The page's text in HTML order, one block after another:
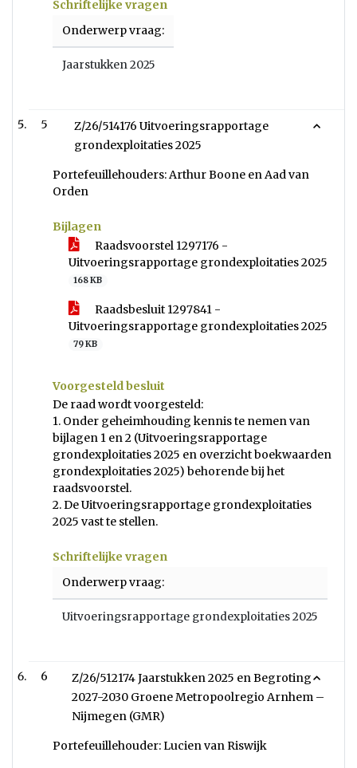
Schriftelijke vragen
Onderwerp vraag:
Jaarstukken 2025
5
Z/26/514176 Uitvoeringsrapportage
grondexploitaties 2025
Portefeuillehouders: Arthur Boone en Aad van
Orden
Bijlagen
Raadsvoorstel 1297176 -
Uitvoeringsrapportage grondexploitaties 2025
168 KB
Raadsbesluit 1297841 -
Uitvoeringsrapportage grondexploitaties 2025
79 KB
Voorgesteld besluit
De raad wordt voorgesteld:
1. Onder geheimhouding kennis te nemen van
bijlagen 1 en 2 (Uitvoeringsrapportage
grondexploitaties 2025 en overzicht boekwaarden
grondexploitaties 2025) behorende bij het
raadsvoorstel.
2. De Uitvoeringsrapportage grondexploitaties
2025 vast te stellen.
Schriftelijke vragen
Onderwerp vraag:
Uitvoeringsrapportage grondexploitaties 2025
6
Z/26/512174 Jaarstukken 2025 en Begroting
2027-2030 Groene Metropoolregio Arnhem –
Nijmegen (GMR)
Portefeuillehouder: Lucien van Riswijk